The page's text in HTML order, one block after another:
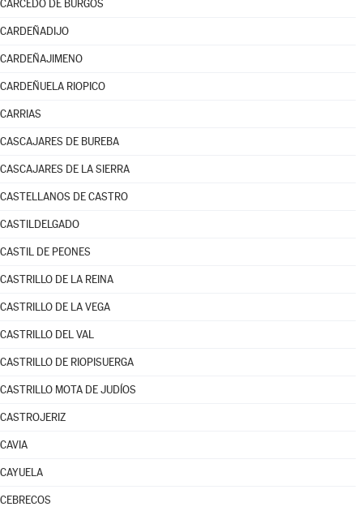
CARCEDO DE BURGOS
CARDEÑADIJO
CARDEÑAJIMENO
CARDEÑUELA RIOPICO
CARRIAS
CASCAJARES DE BUREBA
CASCAJARES DE LA SIERRA
CASTELLANOS DE CASTRO
CASTILDELGADO
CASTIL DE PEONES
CASTRILLO DE LA REINA
CASTRILLO DE LA VEGA
CASTRILLO DEL VAL
CASTRILLO DE RIOPISUERGA
CASTRILLO MOTA DE JUDÍOS
CASTROJERIZ
CAVIA
CAYUELA
CEBRECOS